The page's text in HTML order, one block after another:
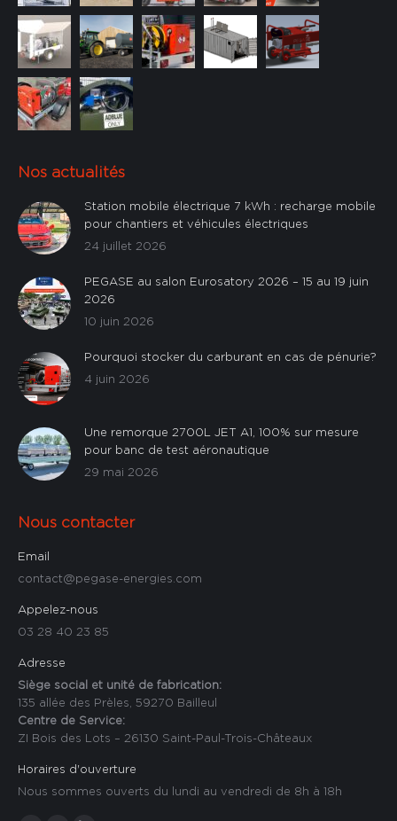
Nos actualités
Station mobile électrique 7 kWh : recharge mobile
pour chantiers et véhicules électriques
24 juillet 2026
PEGASE au salon Eurosatory 2026 – 15 au 19 juin
2026
10 juin 2026
Pourquoi stocker du carburant en cas de pénurie?
4 juin 2026
Une remorque 2700L JET A1, 100% sur mesure
pour banc de test aéronautique
29 mai 2026
Nous contacter
Email
contact@pegase-energies.com
Appelez-nous
03 28 40 23 85
Adresse
Siège social et unité de fabrication:
135 allée des Prèles, 59270 Bailleul
Centre de Service:
ZI Bois des Lots – 26130 Saint-Paul-Trois-Châteaux
Horaires d'ouverture
Nous sommes ouverts du lundi au vendredi de 8h à 18h